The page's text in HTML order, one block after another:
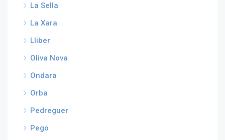
La Sella
La Xara
Lliber
Oliva Nova
Ondara
Orba
Pedreguer
Pego